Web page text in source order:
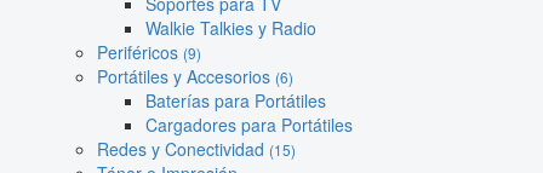
Walkie Talkies y Radio
Periféricos (9)
Portátiles y Accesorios (6)
Baterías para Portátiles
Cargadores para Portátiles
Redes y Conectividad (15)